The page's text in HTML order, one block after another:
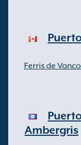
Ferris de
Ambergris